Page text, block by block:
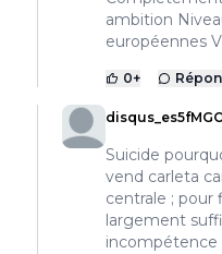
ambition
européennes
0+
Suicide
vend carleta
centrale ; pour
largement
incompétence